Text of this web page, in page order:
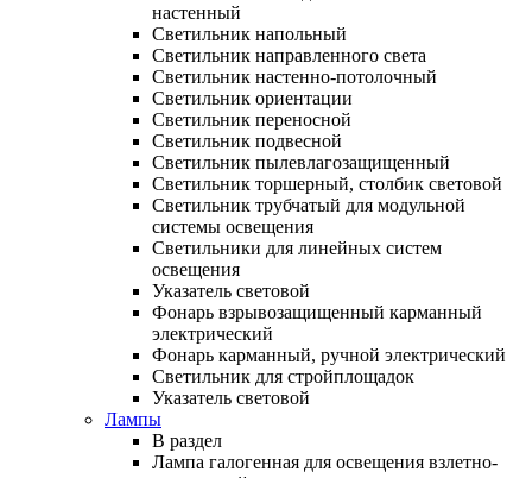
настенный
Светильник напольный
Светильник направленного света
Светильник настенно-потолочный
Светильник ориентации
Светильник переносной
Светильник подвесной
Светильник пылевлагозащищенный
Светильник торшерный, столбик световой
Светильник трубчатый для модульной
системы освещения
Светильники для линейных систем
освещения
Указатель световой
Фонарь взрывозащищенный карманный
электрический
Фонарь карманный, ручной электрический
Светильник для стройплощадок
Указатель световой
Лампы
В раздел
Лампа галогенная для освещения взлетно-